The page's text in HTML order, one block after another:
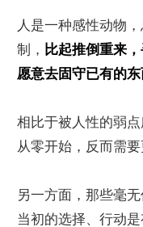
人是一种感性动物
制， 比起推倒重来
愿意去固守已有的东
相比于被人性的弱
从零开始，反而需要
另一方面，那些毫
当初的选择、行动是